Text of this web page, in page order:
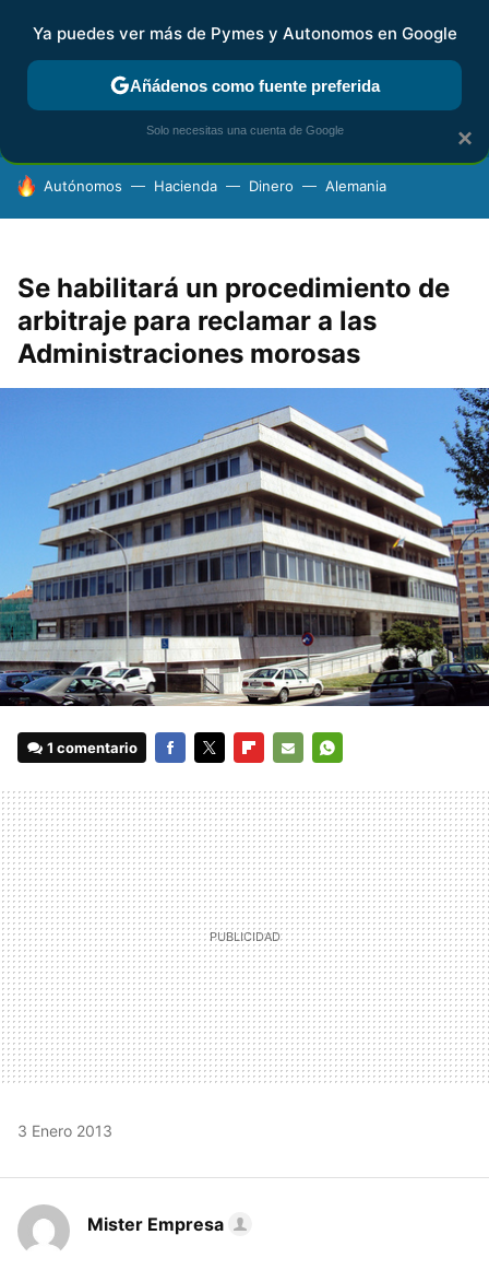
FISCALIDAD Y CONTABILIDAD KIT DIGITAL RENTA
HOY SE HABLA DE
Autónomos Hacienda Dinero Alemania
Se habilitará un procedimiento de
arbitraje para reclamar a las
Administraciones morosas
1 comentario
MAIL
3 Enero 2013
Mister Empresa
×
Ya puedes ver más de Pymes y Autonomos en Google
Añádenos como fuente preferida
Solo necesitas una cuenta de Google